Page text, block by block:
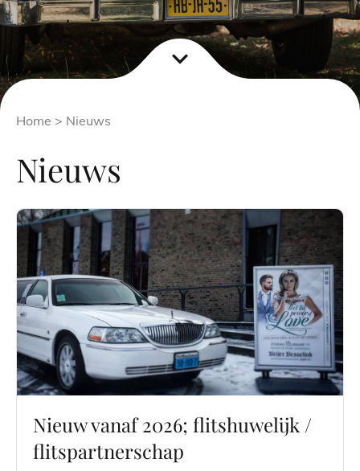
expand_more
Home > Nieuws
Nieuws
Nieuw vanaf 2026; flitshuwelijk /
flitspartnerschap